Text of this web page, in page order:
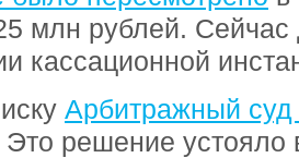
млн рублей. Сейчас
кассационной
Арбитражный
Это решение устояло